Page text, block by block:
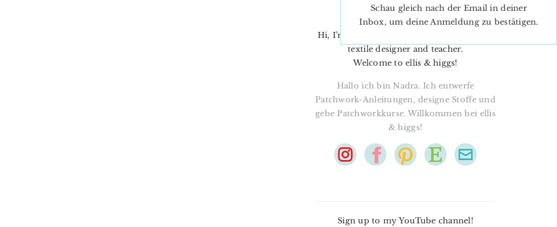
Hi, I’m Nadra. I’m a quilt pattern designer,
textile designer and teacher.
Welcome to ellis & higgs!
Hallo ich bin Nadra. Ich entwerfe
Patchwork-Anleitungen, designe Stoffe und
gebe Patchworkkurse. Willkommen bei ellis
& higgs!
Sign up to my YouTube channel!
Schau gleich nach der Email in deiner
Inbox, um deine Anmeldung zu bestätigen.